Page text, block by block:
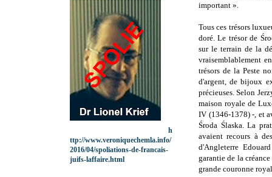
important ».
Tous ces trésors
doré. Le trésor de
sur le terrain de la
vraisemblablement
trésors de la Peste
d'argent, de bijoux
précieuses. Selon
maison royale de
IV (1346-1378) -, et
Środa Ślaska. La
avaient recours à
d'Angleterre
garantie de la
grande couronne
h
ttp://www.veroniquechemla.info/
2016/04/spoliations-de-francais-
juifs-laffaire.html